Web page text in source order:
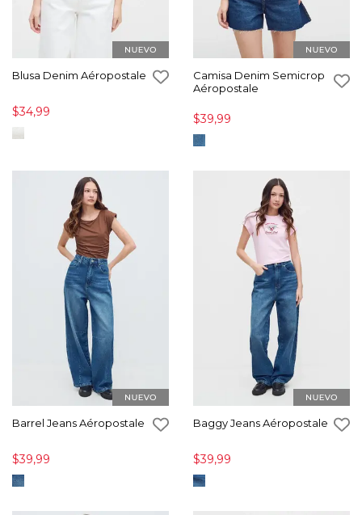
Blusa Denim Aéropostale
$34,99
Camisa Denim Semicrop
Aéropostale
$39,99
Barrel Jeans Aéropostale
$39,99
Baggy Jeans Aéropostale
$39,99